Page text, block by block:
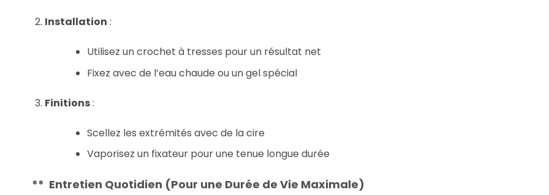
Installation :
Utilisez un crochet à tresses pour un résultat net
Fixez avec de l’eau chaude ou un gel spécial
Finitions:
Scellez les extrémités avec de la cire
Vaporisez un fixateur pour une tenue longue durée
** Entretien Quotidien (Pour une Durée de Vie Maximale)